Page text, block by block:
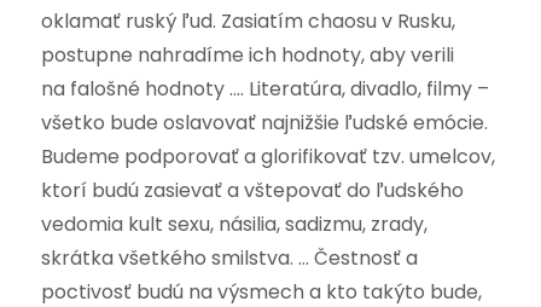
oklamať ruský ľud. Zasiatím chaosu v Rusku,
postupne nahradíme ich hodnoty, aby verili
na falošné hodnoty …. Literatúra, divadlo, filmy –
všetko bude oslavovať najnižšie ľudské emócie.
Budeme podporovať a glorifikovať tzv. umelcov,
ktorí budú zasievať a vštepovať do ľudského
vedomia kult sexu, násilia, sadizmu, zrady,
skrátka všetkého smilstva. … Čestnosť a
poctivosť budú na výsmech a kto takýto bude,